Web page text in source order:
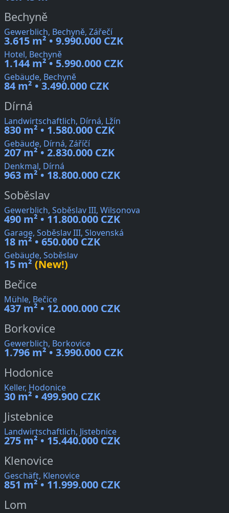
Bechyně
Gewerblich, Bechyně, Zářečí
3.615 m² • 9.990.000 CZK
Hotel, Bechyně
1.144 m² • 5.990.000 CZK
Gebäude, Bechyně
84 m² • 3.490.000 CZK
Dírná
Landwirtschaftlich, Dírná, Lžín
830 m² • 1.580.000 CZK
Gebäude, Dírná, Záříčí
207 m² • 2.830.000 CZK
Denkmal, Dírná
963 m² • 18.800.000 CZK
Soběslav
Gewerblich, Soběslav III, Wilsonova
490 m² • 11.800.000 CZK
Garage, Soběslav III, Slovenská
18 m² • 650.000 CZK
Gebäude, Soběslav
15 m² (New!)
Bečice
Mühle, Bečice
437 m² • 12.000.000 CZK
Borkovice
Gewerblich, Borkovice
1.796 m² • 3.990.000 CZK
Hodonice
Keller, Hodonice
30 m² • 499.900 CZK
Jistebnice
Landwirtschaftlich, Jistebnice
275 m² • 15.440.000 CZK
Klenovice
Geschäft, Klenovice
851 m² • 11.999.000 CZK
Lom